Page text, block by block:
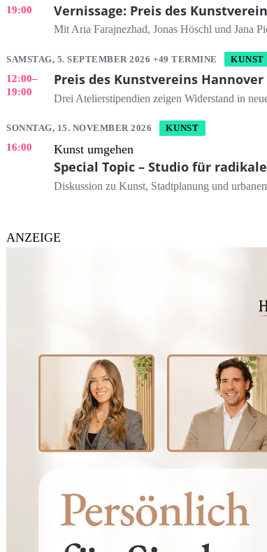
19:00 Vernissage: Preis des
Mit Aria Farajnezhad, Jonas Höschl und Jana
SAMSTAG, 5. SEPTEMBER 2026 +49 TERMINE KUNST
12:00–
19:00
Preis des Kunstvereins Hannover
Drei Atelierstipendien zeigen Widerstand in
SONNTAG, 15. NOVEMBER 2026 KUNST
16:00 Kunst umgehen
Special Topic – Studio für
Diskussion zu Kunst, Stadtplanung und
ANZEIGE